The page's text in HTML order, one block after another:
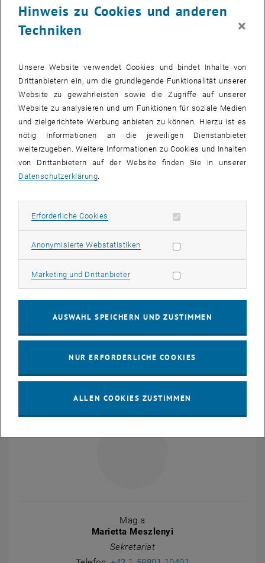
Mario Ishikawa
BSc
Projektassistent (FWF)
E-MAIL AN MARIO ISHIKAWA SENDEN
E-MAIL SENDEN
Raum:DA05A09 Raum DA05A09 auf
Univ.Ass. Dr.rer.nat.
Jonas Knörr
E-MAIL AN JONAS KNÖRR SENDEN
E-MAIL SENDEN
Raum:DA05A09Raum DA05A09 auf
Mag.a
Marietta Meszlenyi
Sekretariat
Hinweis zu Cookies und anderen
Techniken
×
Unsere Website verwendet Cookies und bindet Inhalte von
Drittanbietern ein, um die grundlegende Funktionalität unserer
Website zu gewährleisten sowie die Zugriffe auf unserer
Website zu analysieren und um Funktionen für soziale Medien
und zielgerichtete Werbung anbieten zu können. Hierzu ist es
nötig Informationen an die jeweiligen Dienstanbieter
weiterzugeben. Weitere Informationen zu Cookies und Inhalten
von Drittanbietern auf der Website finden Sie in unserer
Datenschutzerklärung.
Erforderliche Cookies Erforderliche Cookies zulassen
Anonymisierte WebstatistikenStatistik Cookies zulassen
Marketing und DrittanbieterMarketing Cookies zulassen
AUSWAHL SPEICHERN UND ZUSTIMMEN
NUR ERFORDERLICHE COOKIES
ALLEN COOKIES ZUSTIMMEN